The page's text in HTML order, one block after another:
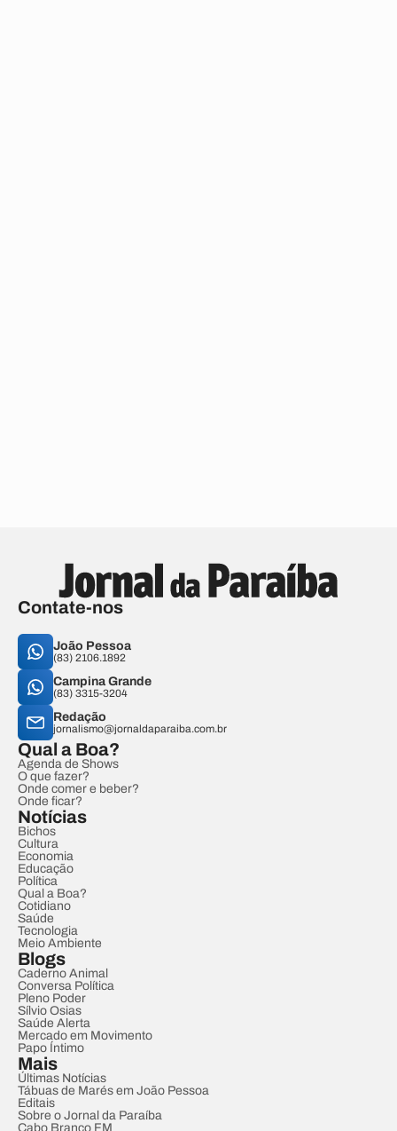
Contate-nos
João Pessoa
(83) 2106.1892
Campina Grande
(83) 3315-3204
Redação
jornalismo@jornaldaparaiba.com.br
Qual a Boa?
Agenda de Shows
O que fazer?
Onde comer e beber?
Onde ficar?
Notícias
Bichos
Cultura
Economia
Educação
Política
Qual a Boa?
Cotidiano
Saúde
Tecnologia
Meio Ambiente
Blogs
Caderno Animal
Conversa Política
Pleno Poder
Sílvio Osias
Saúde Alerta
Mercado em Movimento
Papo Íntimo
Mais
Últimas Notícias
Tábuas de Marés em João Pessoa
Editais
Sobre o Jornal da Paraíba
Cabo Branco FM